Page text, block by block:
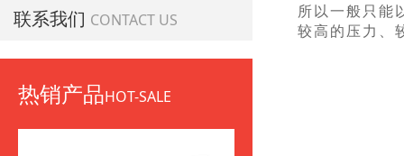
联系我们 CONTACT US
热销产品HOT-SALE
所以一般只能
较高的压力、